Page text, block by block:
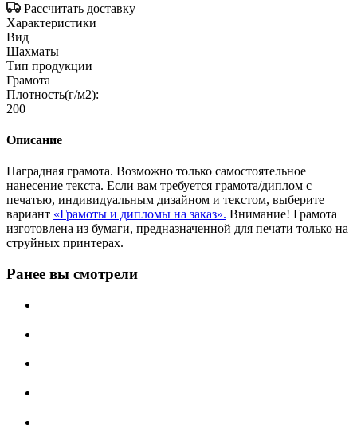
Рассчитать доставку
Характеристики
Вид
Шахматы
Тип продукции
Грамота
Плотность(г/м2):
200
Описание
Наградная грамота. Возможно только самостоятельное
нанесение текста. Если вам требуется грамота/диплом с
печатью, индивидуальным дизайном и текстом, выберите
вариант «Грамоты и дипломы на заказ». Внимание! Грамота
изготовлена из бумаги, предназначенной для печати только на
струйных принтерах.
Ранее вы смотрели